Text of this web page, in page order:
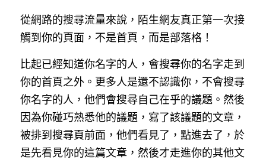
從網路的搜尋流量來說，陌生網友真正第一次接
觸到你的頁面，不是首頁，而是部落格！
比起已經知道你名字的人，會搜尋你的名字走到
你的首頁之外。更多人是還不認識你，不會搜尋
你名字的人，他們會搜尋自己在乎的議題。然後
因為你碰巧熟悉他的議題，寫了該議題的文章，
被排到搜尋頁前面，他們看見了，點進去了，於
是先看見你的這篇文章，然後才走進你的其他文